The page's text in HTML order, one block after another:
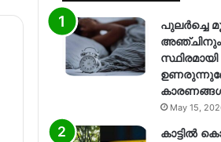
പുലർച്ചെ
അഞ്ചിനും
സ്ഥിരമായി
May 15,
കാട്ടിൽ